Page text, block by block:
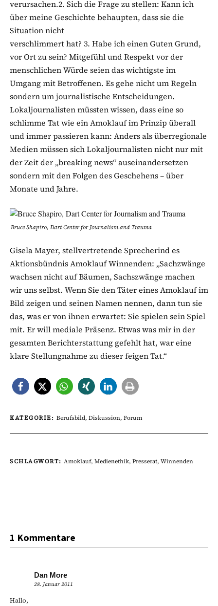
verursachen.2. Sich die Frage zu stellen: Kann ich
über meine Geschichte behaupten, dass sie die
Situation nicht
verschlimmert hat? 3. Habe ich einen Guten Grund,
vor Ort zu sein? Mitgefühl und Respekt vor der
menschlichen Würde seien das wichtigste im
Umgang mit Betroffenen. Es gehe nicht um Regeln
sondern um journalistische Entscheidungen.
Lokaljournalisten müssten wissen, dass eine so
schlimme Tat wie ein Amoklauf im Prinzip überall
und immer passieren kann: Anders als überregionale
Medien müssen sich Lokaljournalisten nicht nur mit
der Zeit der „breaking news“ auseinandersetzen
sondern mit den Folgen des Geschehens – über
Monate und Jahre.
Bruce Shapiro, Dart Center for Journalism and Trauma
Gisela Mayer, stellvertretende Sprecherind es
Aktionsbündnis Amoklauf Winnenden: „Sachzwänge
wachsen nicht auf Bäumen, Sachszwänge machen
wir uns selbst. Wenn Sie den Täter eines Amoklauf im
Bild zeigen und seinen Namen nennen, dann tun sie
das, was er von ihnen erwartet: Sie spielen sein Spiel
mit. Er will mediale Präsenz. Etwas was mir in der
gesamten Berichterstattung gefehlt hat, war eine
klare Stellungnahme zu dieser feigen Tat.“
KATEGORIE: Berufsbild, Diskussion, Forum
SCHLAGWORT: Amoklauf, Medienethik, Presserat, Winnenden
1 Kommentare
Dan More
28. Januar 2011
Hallo,